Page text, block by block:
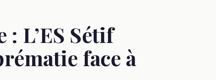
L’ES Sétif
face à